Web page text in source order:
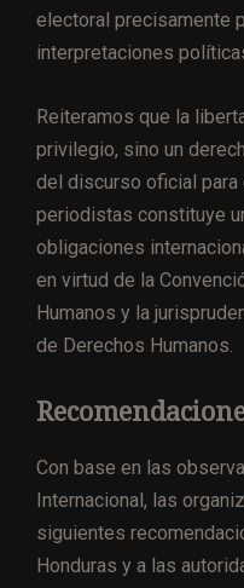
electoral precisamente
interpretaciones
Reiteramos que la
privilegio, sino un
del discurso oficial
periodistas constituye
obligaciones
en virtud de la
Humanos y la
de Derechos Humanos.
Con base en las
Internacional, las
siguientes
Honduras y a las